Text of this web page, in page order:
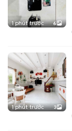
1 phút trước 6
1 phút trước 3